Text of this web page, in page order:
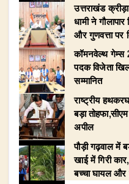
उत्तराखंड
धामी ने गौलापार
और गुणवत्ता पर
​कॉमनवेल्थ गेम्स
पदक विजेता
सम्मानित
राष्ट्रीय
बड़ा
अपील
पौड़ी गढ़वाल में
खाई में गिरी
बच्चा घायल और